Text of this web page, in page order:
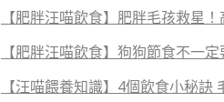
【肥胖汪喵飲食】肥胖毛孩救星
【肥胖汪喵飲食】狗狗節食不一
【汪喵餵養知識】4個飲食小秘訣